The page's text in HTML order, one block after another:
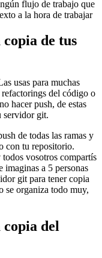
flujo de trabajo que
a la hora de trabajar
copia de tus
usas para muchas
refactorings del código o
hacer push, de estas
servidor git.
de todas las ramas y
con tu repositorio.
vosotros compartís
imaginas a 5 personas
git para tener copia
se organiza todo muy,
copia del